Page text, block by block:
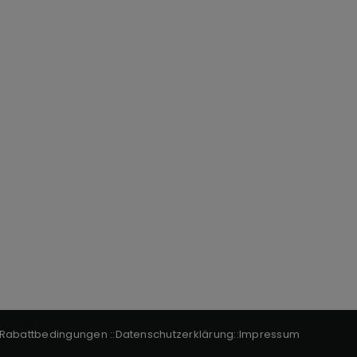
Rabattbedingungen ::Datenschutzerklärung::Impressum